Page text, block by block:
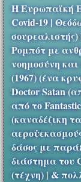
Η Ευρωπαϊκή
Covid-19 |
Ρομπότ με
νοημοσύνη και
(1967) (ένα
Doctor Satan
από το
(καναδέζικη
δάσος με
διάστημα του
(τέχνη) | &